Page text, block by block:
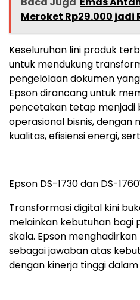
Meroket Rp29.000
Keseluruhan lini produk
untuk mendukung
pengelolaan dokumen
Epson dirancang untuk
pencetakan tetap menjadi
operasional bisnis, dengan
kualitas, efisiensi energi,
Epson DS-1730 dan DS-
Transformasi digital kini
melainkan kebutuhan bagi
skala. Epson menghadirkan
sebagai jawaban atas
dengan kinerja tinggi